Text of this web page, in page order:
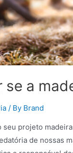
a
/ By Brand
projeto
de nossas